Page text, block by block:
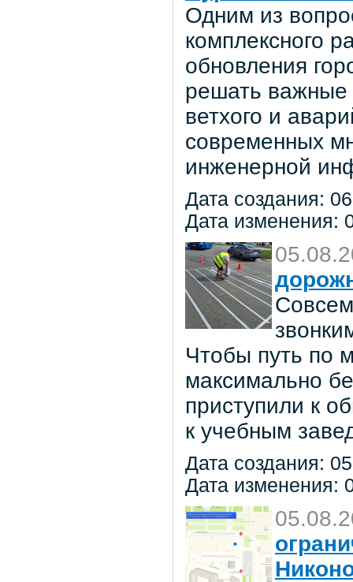
Одним из
комплексного
обновления
решать важные
ветхого и
современных
инженерной
Дата создания:
Дата изменения:
Чтобы путь по
максимально
приступили к
к учебным
Дата создания:
Дата изменения: